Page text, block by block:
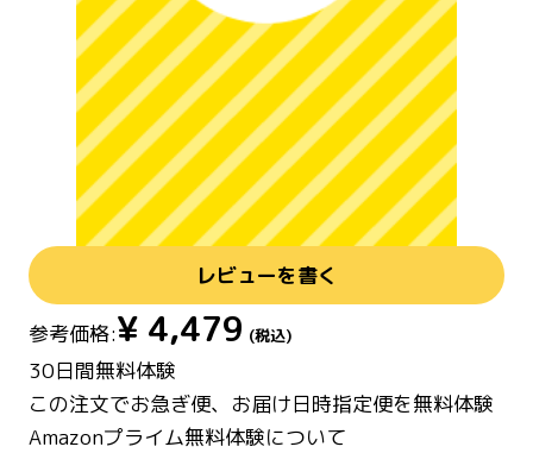
レビューを書く
参考価格:¥ 4,479 (税込)
30日間無料体験
この注文でお急ぎ便、お届け日時指定便を無料体験
Amazonプライム無料体験について